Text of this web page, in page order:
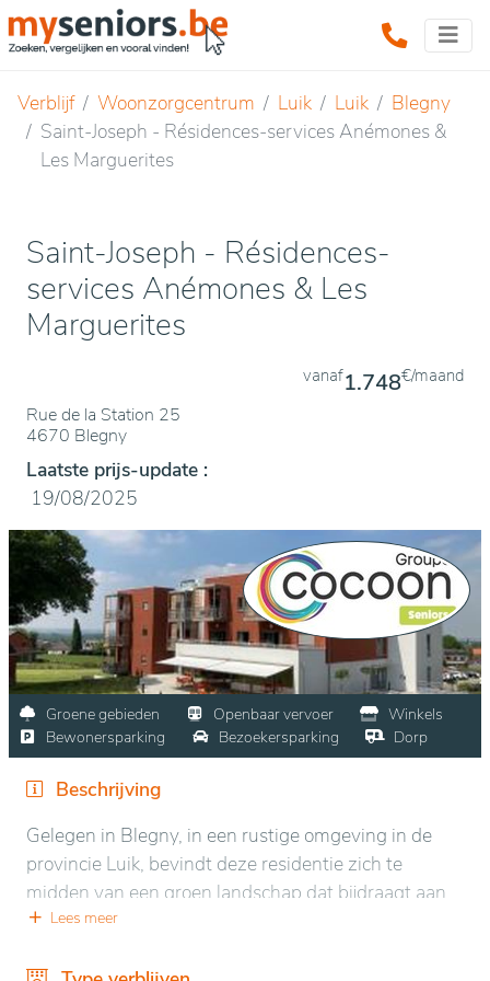
Verblijf Woonzorgcentrum Luik Luik
Blegny
Saint-Joseph - Résidences-services Anémones &
Les Marguerites
Saint-Joseph - Résidences-
services Anémones & Les
Marguerites
Rue de la Station 25
4670 Blegny
vanaf1.748€/maand
Laatste prijs-update :
19/08/2025
Groene gebieden Openbaar vervoer
Winkels
Bewonersparking
Bezoekersparking Dorp
Beschrijving
Gelegen in Blegny, in een rustige omgeving in de
provincie Luik, bevindt deze residentie zich te
midden van een groen landschap dat bijdraagt aan
rust en welzijn. De regio biedt gemakkelijke toegang
Lees meer